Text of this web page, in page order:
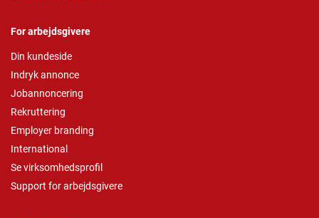
For arbejdsgivere
Din kundeside
Indryk annonce
Jobannoncering
Rekruttering
Employer branding
International
Se virksomhedsprofil
Support for arbejdsgivere